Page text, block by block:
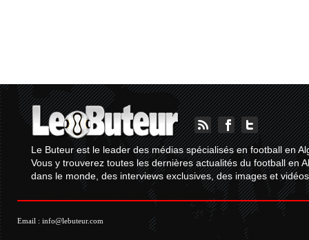
Le Buteur est le leader des médias spécialisés en football en
Vous y trouverez toutes les dernières actualités du football en
dans le monde, des interviews exclusives, des images et
Email : info@lebuteur.com